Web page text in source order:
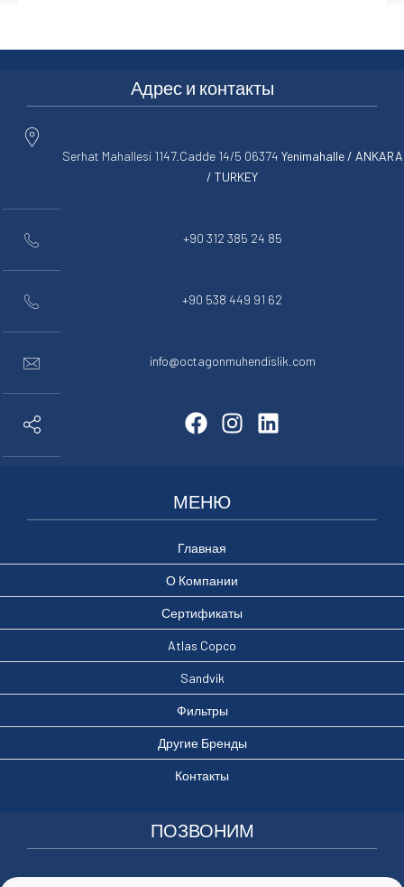
Адрес и контакты
Serhat Mahallesi 1147.Cadde 14/5 06374 Yenimahalle / ANKARA
/ TURKEY
+90 312 385 24 85
+90 538 449 91 62
info@octagonmuhendislik.com
МЕНЮ
Главная
О Компании
Сертификаты
Atlas Copco
Sandvik
Фильтры
Другие Бренды
Контакты
ПОЗВОНИМ